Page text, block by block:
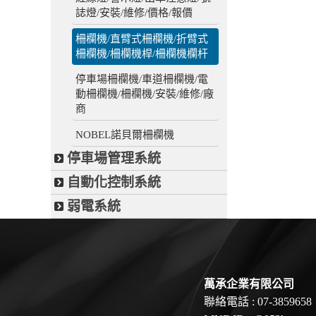
誌燈/安裝/維修/價格/報價
柵欄機/直臂式柵欄機/折臂式
柵欄機/柵欄機桿/柵欄機欄杆
停車場柵欄機/車道柵欄機/電
動柵欄機/柵欄機/安裝/維修/廠
商
NOBEL諾貝爾柵欄機
停車場管理系統
自動化控制系統
弱電系統
萬承企業有限公司
聯絡電話 : 07-3859658